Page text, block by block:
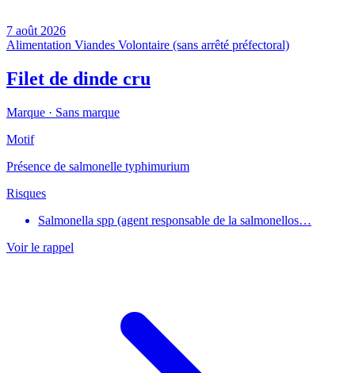
7 août 2026
Alimentation Viandes Volontaire (sans arrêté préfectoral)
Filet de dinde cru
Marque · Sans marque
Motif
Présence de salmonelle typhimurium
Risques
Salmonella spp (agent responsable de la salmonellos…
Voir le rappel